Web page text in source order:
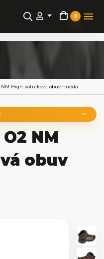
0
NM High kotníková obuv hnědá
O2 NM
obuv